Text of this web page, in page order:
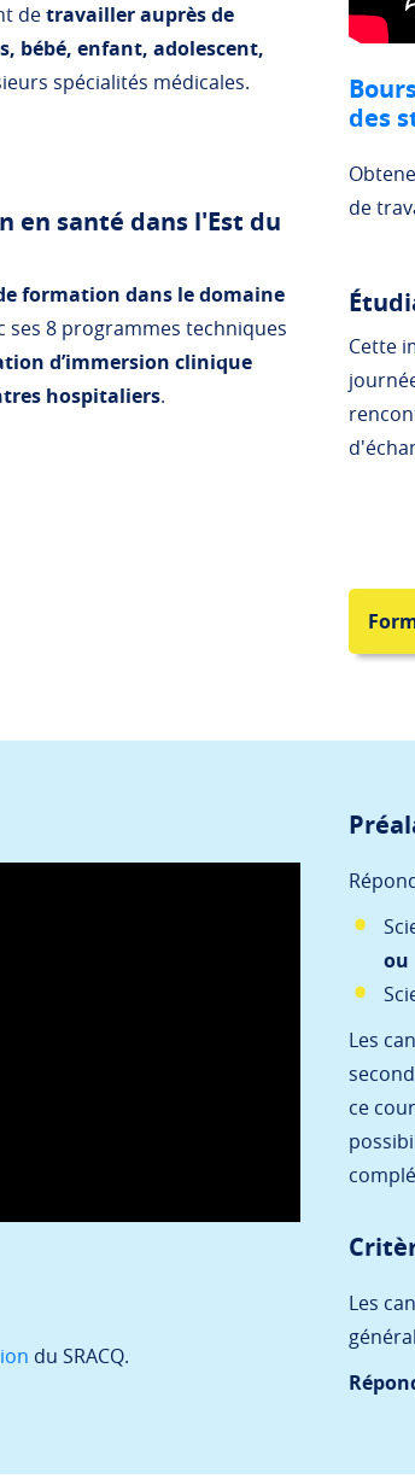
detravailler auprès de
bébé, enfant, adolescent,
spécialités médicales.
en santé dans l'Est du
formation dans le domaine
ses 8 programmes techniques
d’immersion clinique
hospitaliers.
des
de
Cette
du SRACQ.
ou
Les
ce
Les